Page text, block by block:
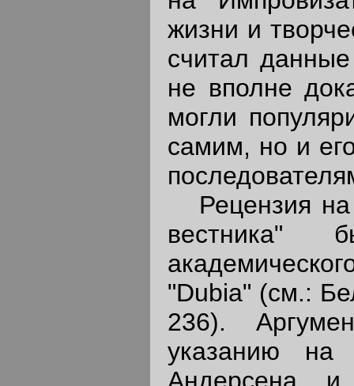
жизни и
считал данные
не вполне
могли
самим, но и
Рецензия на
вестника"
"Dubia" (см.:
236).
указанию на